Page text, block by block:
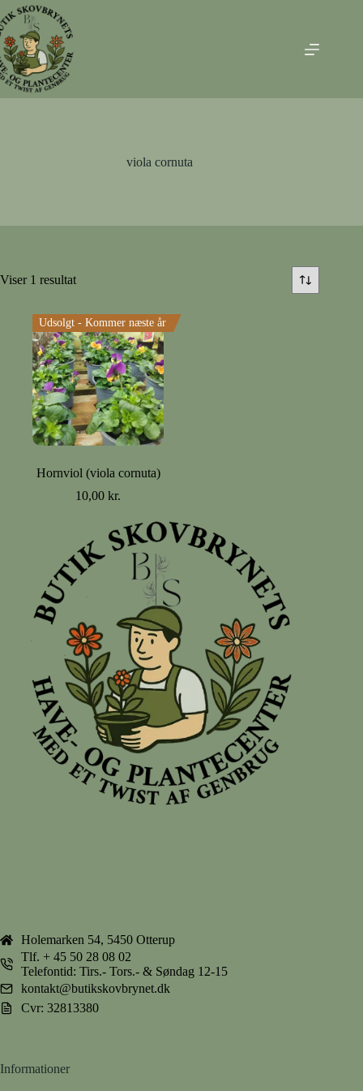
Fortsæt
til
indhold
viola cornuta
Viser 1 resultat
Udsolgt - Kommer næste år
Hornviol (viola cornuta)
10,00kr.
Holemarken 54, 5450 Otterup
Tlf. + 45 50 28 08 02
Telefontid: Tirs.- Tors.- & Søndag 12-15
kontakt@butikskovbrynet.dk
Cvr: 32813380
Informationer